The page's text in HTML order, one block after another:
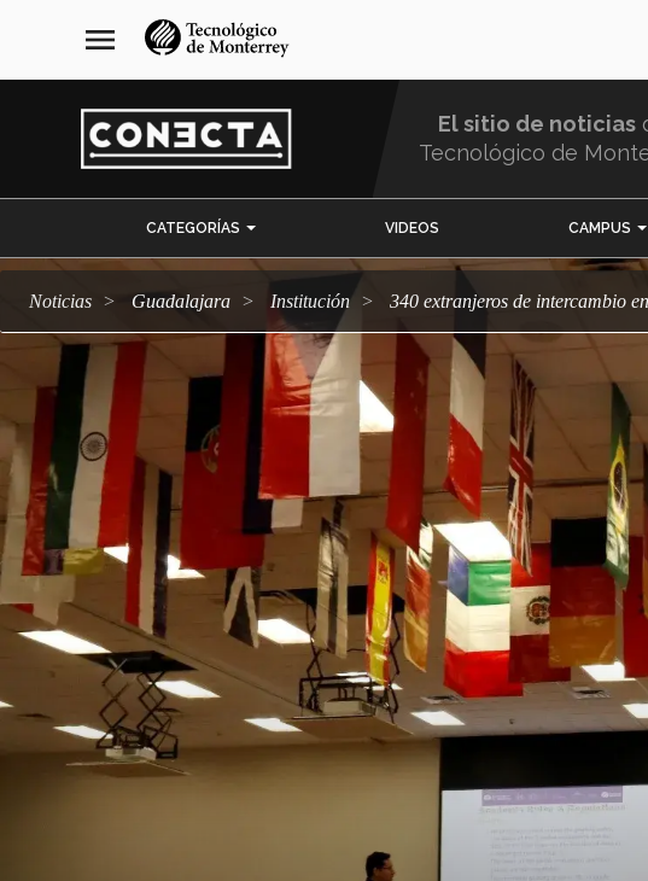
navegación
principal
menu
El sitio de noticias
Tecnológico de
CATEGORÍAS VIDEOS CAMPUS
Noticias Guadalajara Institución 340 extranjeros de intercambio